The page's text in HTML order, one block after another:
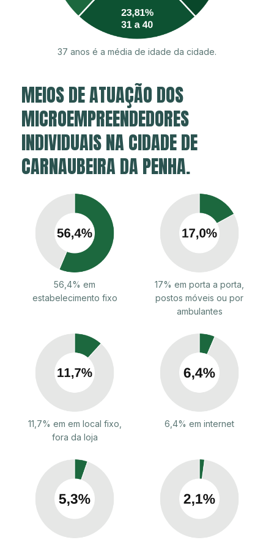
37 anos é a média de idade da cidade.
MEIOS DE ATUAÇÃO DOS
MICROEMPREENDEDORES
INDIVIDUAIS NA CIDADE DE
CARNAUBEIRA DA PENHA.
56,4% em
estabelecimento fixo
17% em porta a porta,
postos móveis ou por
ambulantes
11,7% em em local fixo,
fora da loja
6,4% em internet